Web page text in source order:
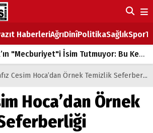
HaberleriAğrıDinîPolitikaSağlıkSpor
İsim Tutmuyor: Bu Kez de Mem u Zîn Oldu!
Ekmek Fiyatlarına Zam
YAZ BOZ TAHTASI
Cesim Hoca’dan Örnek Temizlik Seferberliği
Hoca’dan Örnek